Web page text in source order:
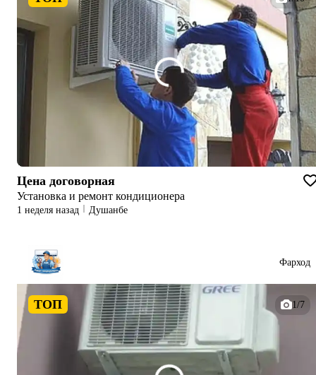
Цена договорная
Установка и ремонт кондиционера
1 неделя назад Душанбе
Фарход
ТОП 1/7